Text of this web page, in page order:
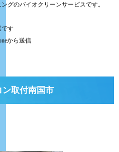
グのバイオクリーンサービスです。
です
から送信
ン取付南国市